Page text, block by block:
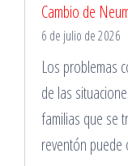
Cambio de
6 de julio de 2026
Los problemas
de las
familias que se
reventón puede